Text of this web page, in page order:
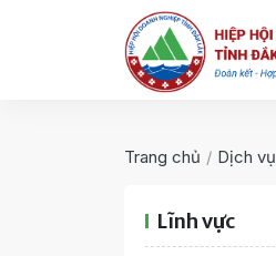
Trang chủ / Dịch vụ
Lĩnh vực